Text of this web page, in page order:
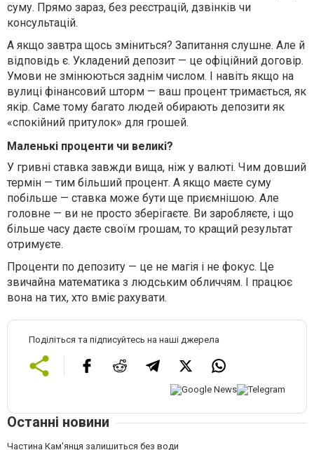
суму. Прямо зараз, без реєстрацій, дзвінків чи
консультацій.
А якщо завтра щось зміниться? Запитання слушне. Але й
відповідь є. Укладений депозит — це офіційний договір.
Умови не змінюються заднім числом. І навіть якщо на
вулиці фінансовий шторм — ваш процент тримається, як
якір. Саме тому багато людей обирають депозити як
«спокійний притулок» для грошей.
Маленькі проценти чи великі?
У гривні ставка завжди вища, ніж у валюті. Чим довший
термін — тим більший процент. А якщо маєте суму
побільше — ставка може бути ще приємнішою. Але
головне — ви не просто зберігаєте. Ви заробляєте, і що
більше часу даєте своїм грошам, то кращий результат
отримуєте.
Проценти по депозиту — це не магія і не фокус. Це
звичайна математика з людським обличчям. І працює
вона на тих, хто вміє рахувати.
Поділіться та підписуйтесь на наші джерела
Останні новини
Частина Кам'янця залишиться без води